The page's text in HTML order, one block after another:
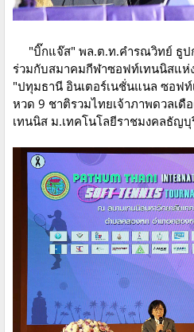
"บิ๊กแจ๊ส" พล.ต.ท.คำรณวิทย์ ธูป
ร่วมกับสมาคมกีฬาซอฟท์เทนนิสแห่
"ปทุมธานี อินเตอร์เนชั่นแนล ซอฟ
หวด 9 ชาติรวมไทยเจ้าภาพดวลเ
เทนนิส ม.เทคโนโลยีราชมงคลธัญ